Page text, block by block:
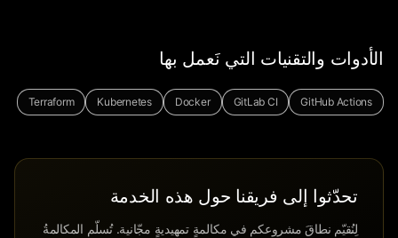
الأدوات والتقنيات التي نَعمل بها
GitHub Actions
GitLab CI
Docker
Kubernetes
Terraform
تحدّثوا إلى فريقنا حول هذه الخدمة
لِنُقيّم نطاقَ مشروعكم في مكالمةٍ تمهيديةٍ مجّانية. تُسلّم المكالمةُ